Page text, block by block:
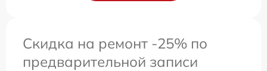
Скидка на ремонт -25% по
предварительной записи